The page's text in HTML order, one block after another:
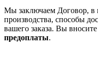
Мы заключаем Договор, в
производства, способы
вашего заказа. Вы вносите
предоплаты.